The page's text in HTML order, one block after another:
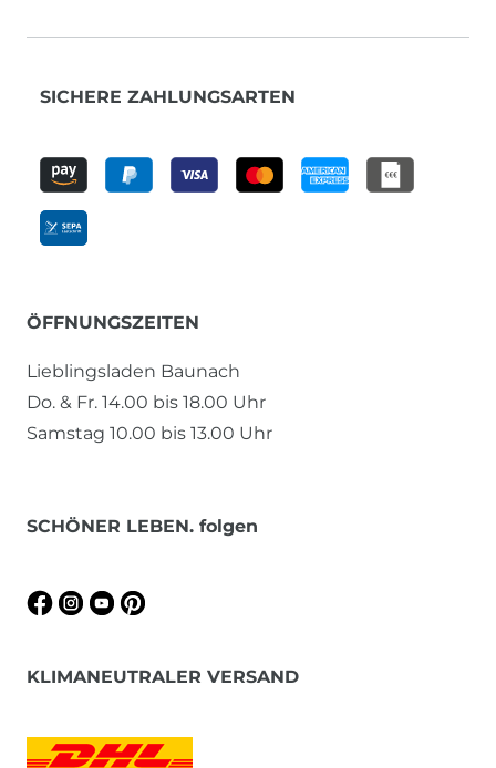
SICHERE ZAHLUNGSARTEN
ÖFFNUNGSZEITEN
Lieblingsladen Baunach
Do. & Fr. 14.00 bis 18.00 Uhr
Samstag 10.00 bis 13.00 Uhr
SCHÖNER LEBEN. folgen
KLIMANEUTRALER VERSAND